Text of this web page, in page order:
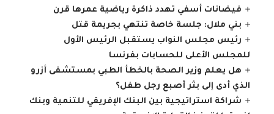
فيضانات أسفي تهدد ذاكرة رياضية عمرها قرن
بني ملال: جلسة خاصة تنتهي بجريمة قتل
رئيس مجلس النواب يستقبل الرئيس الأول
للمجلس الأعلى للحسابات بفرنسا
هل يعلم وزير الصحة بالخطأ الطبي بمستشفى أزرو
الذي أدى إلى بثر أصبع رجل طفل؟
شراكة استراتيجية بين البنك الإفريقي للتنمية وبنك